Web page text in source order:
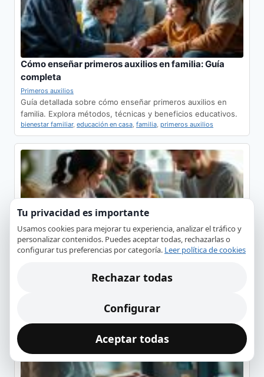
Cómo enseñar primeros auxilios en familia: Guía
completa
Primeros auxilios
Guía detallada sobre cómo enseñar primeros auxilios en
familia. Explora métodos, técnicas y beneficios educativos.
bienestar familiar, educación en casa, familia, primeros auxilios
Cómo la prevención mejora la seguridad en casa
Bienestar y prevención
hogar, y cómo adoptar medidas preventivas…
Tu privacidad es importante
Usamos cookies para mejorar tu experiencia, analizar el tráfico y
personalizar contenidos. Puedes aceptar todas, rechazarlas o
configurar tus preferencias por categoría. Leer política de cookies
Rechazar todas
Configurar
Aceptar todas